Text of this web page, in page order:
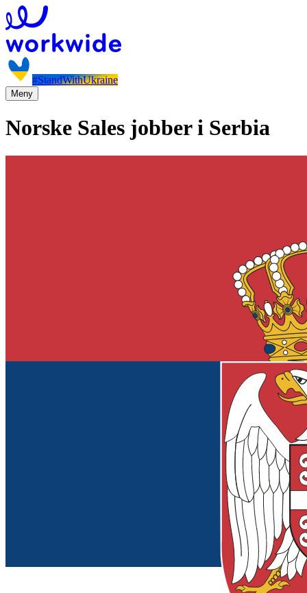
#StandWithUkraine
Meny
Norske Sales jobber i Serbia